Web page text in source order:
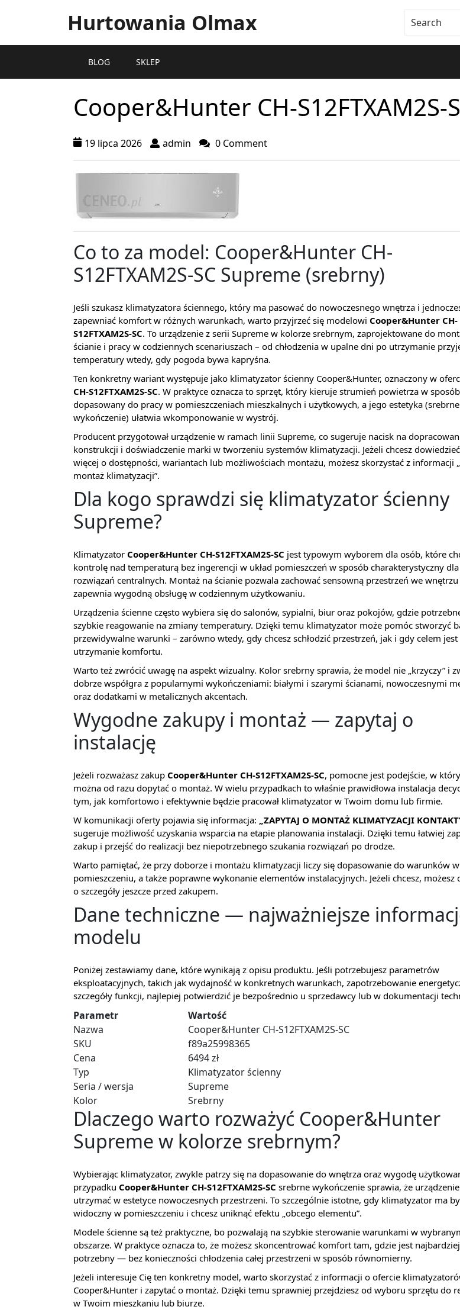
Hurtowania Olmax
BLOG SKLEP
Cooper&Hunter CH-S12FTXAM2S-
19 lipca 2026 admin 0 Comment
Co to za model: Cooper&Hunter CH-
S12FTXAM2S-SC Supreme (srebrny)
Jeśli szukasz klimatyzatora ściennego, który ma pasować do nowoczesnego wnętrza i
zapewniać komfort w różnych warunkach, warto przyjrzeć się modelowi Cooper&Hunter CH-
S12FTXAM2S-SC. To urządzenie z serii Supreme w kolorze srebrnym, zaprojektowane do
ścianie i pracy w codziennych scenariuszach – od chłodzenia w upalne dni po utrzymanie
temperatury wtedy, gdy pogoda bywa kapryśna.
Ten konkretny wariant występuje jako klimatyzator ścienny Cooper&Hunter, oznaczony w
CH-S12FTXAM2S-SC. W praktyce oznacza to sprzęt, który kieruje strumień powietrza w sposób
dopasowany do pracy w pomieszczeniach mieszkalnych i użytkowych, a jego estetyka (srebrne
wykończenie) ułatwia wkomponowanie w wystrój.
Producent przygotował urządzenie w ramach linii Supreme, co sugeruje nacisk na
konstrukcji i doświadczenie marki w tworzeniu systemów klimatyzacji. Jeżeli chcesz
więcej o dostępności, wariantach lub możliwościach montażu, możesz skorzystać z informacji
montaż klimatyzacji”.
Dla kogo sprawdzi się klimatyzator ścienny
Supreme?
Klimatyzator Cooper&Hunter CH-S12FTXAM2S-SC jest typowym wyborem dla osób, które
kontrolę nad temperaturą bez ingerencji w układ pomieszczeń w sposób charakterystyczny dla
rozwiązań centralnych. Montaż na ścianie pozwala zachować sensowną przestrzeń we wnętrzu
zapewnia wygodną obsługę w codziennym użytkowaniu.
Urządzenia ścienne często wybiera się do salonów, sypialni, biur oraz pokojów, gdzie
szybkie reagowanie na zmiany temperatury. Dzięki temu klimatyzator może pomóc stworzyć
przewidywalne warunki – zarówno wtedy, gdy chcesz schłodzić przestrzeń, jak i gdy celem jest
utrzymanie komfortu.
Warto też zwrócić uwagę na aspekt wizualny. Kolor srebrny sprawia, że model nie „krzyczy” i
dobrze współgra z popularnymi wykończeniami: białymi i szarymi ścianami, nowoczesnymi
oraz dodatkami w metalicznych akcentach.
Wygodne zakupy i montaż — zapytaj o
instalację
Jeżeli rozważasz zakup Cooper&Hunter CH-S12FTXAM2S-SC, pomocne jest podejście, w
można od razu dopytać o montaż. W wielu przypadkach to właśnie prawidłowa instalacja
tym, jak komfortowo i efektywnie będzie pracował klimatyzator w Twoim domu lub firmie.
W komunikacji oferty pojawia się informacja: „ZAPYTAJ O MONTAŻ KLIMATYZACJI
sugeruje możliwość uzyskania wsparcia na etapie planowania instalacji. Dzięki temu łatwiej
zakup i przejść do realizacji bez niepotrzebnego szukania rozwiązań po drodze.
Warto pamiętać, że przy doborze i montażu klimatyzacji liczy się dopasowanie do warunków w
pomieszczeniu, a także poprawne wykonanie elementów instalacyjnych. Jeżeli chcesz, możesz
o szczegóły jeszcze przed zakupem.
Dane techniczne — najważniejsze
modelu
Poniżej zestawiamy dane, które wynikają z opisu produktu. Jeśli potrzebujesz parametrów
eksploatacyjnych, takich jak wydajność w konkretnych warunkach, zapotrzebowanie
szczegóły funkcji, najlepiej potwierdzić je bezpośrednio u sprzedawcy lub w dokumentacji
Parametr
Wartość
Nazwa
Cooper&Hunter CH-S12FTXAM2S-SC
SKU
f89a25998365
Cena
6494 zł
Typ
Klimatyzator ścienny
Seria / wersja
Supreme
Kolor
Srebrny
Dlaczego warto rozważyć Cooper&Hunter
Supreme w kolorze srebrnym?
Wybierając klimatyzator, zwykle patrzy się na dopasowanie do wnętrza oraz wygodę
przypadku Cooper&Hunter CH-S12FTXAM2S-SC srebrne wykończenie sprawia, że urządzenie
utrzymać w estetyce nowoczesnych przestrzeni. To szczególnie istotne, gdy klimatyzator ma
widoczny w pomieszczeniu i chcesz uniknąć efektu „obcego elementu”.
Modele ścienne są też praktyczne, bo pozwalają na szybkie sterowanie warunkami w
obszarze. W praktyce oznacza to, że możesz skoncentrować komfort tam, gdzie jest najbardziej
potrzebny — bez konieczności chłodzenia całej przestrzeni w sposób równomierny.
Jeżeli interesuje Cię ten konkretny model, warto skorzystać z informacji o ofercie
Cooper&Hunter i zapytać o montaż. Dzięki temu sprawniej przejdziesz od wyboru sprzętu do
w Twoim mieszkaniu lub biurze.